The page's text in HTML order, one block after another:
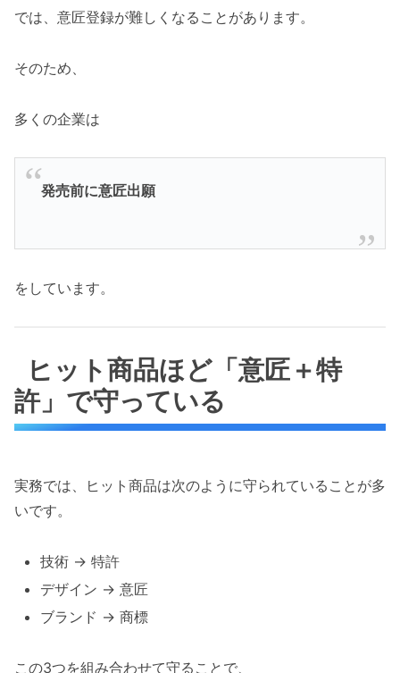
では、意匠登録が難しくなることがあります。
そのため、
多くの企業は
発売前に意匠出願
をしています。
ヒット商品ほど「意匠＋特
許」で守っている
実務では、ヒット商品は次のように守られていることが多
いです。
技術 → 特許
デザイン → 意匠
ブランド → 商標
この3つを組み合わせて守ることで、